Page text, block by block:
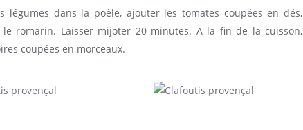
légumes dans la poêle, ajouter les tomates coupées en dés,
romarin. Laisser mijoter 20 minutes. A la fin de la cuisson,
coupées en morceaux.